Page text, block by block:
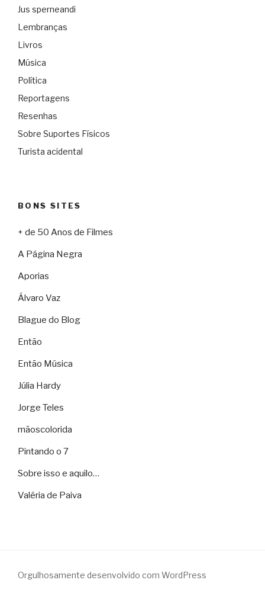
Jus sperneandi
Lembranças
Livros
Música
Política
Reportagens
Resenhas
Sobre Suportes Físicos
Turista acidental
BONS SITES
+ de 50 Anos de Filmes
A Página Negra
Aporias
Álvaro Vaz
Blague do Blog
Então
Então Música
Júlia Hardy
Jorge Teles
mãoscolorida
Pintando o 7
Sobre isso e aquilo…
Valéria de Paiva
Orgulhosamente desenvolvido com WordPress